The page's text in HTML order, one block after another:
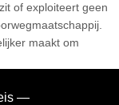
of exploiteert geen
maakt om
—